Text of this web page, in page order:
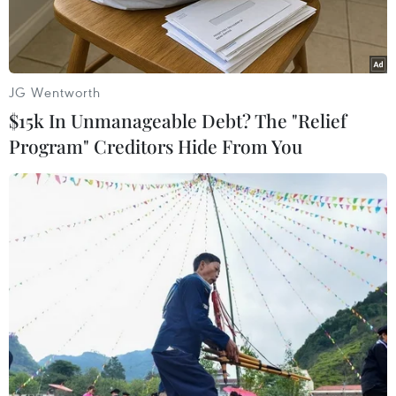
Toàn cảnh một phiên họp Quốc hội Hàn Quốc ở Seoul. (Nguồn:
AFP/TTXVN)
Theo Reuters, Tòa án Hiến pháp Hàn Quốc ngày
12/12 thông báo vẫn chưa ấn định được thời
điểm tổ chức phiên điều trần công khai xem xét
JG Wentworth
$15k In Unmanageable Debt? The "Relief
Program" Creditors Hide From You